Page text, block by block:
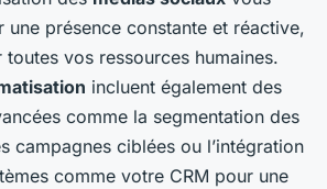
une présence constante et réactive,
vos ressources humaines.
incluent également des
comme la segmentation des
campagnes ciblées ou l’intégration
comme votre CRM pour une